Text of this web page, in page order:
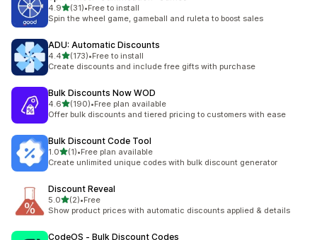
4.9별 5개 중
(31)
총 리뷰 31개
•Free to install
Spin the wheel game, gameball and ruleta to boost sales
ADU: Automatic Discounts
4.4별 5개 중
(173)
총 리뷰 173개
•Free to install
Create discounts and include free gifts with purchase
Bulk Discounts Now WOD
4.6별 5개 중
(190)
총 리뷰 190개
•Free plan available
Offer bulk discounts and tiered pricing to customers with ease
Bulk Discount Code Tool
1.0별 5개 중
(1)
총 리뷰 1개
•Free plan available
Create unlimited unique codes with bulk discount generator
Discount Reveal
5.0별 5개 중
(2)
총 리뷰 2개
•Free
Show product prices with automatic discounts applied & details
CodeOS ‑ Bulk Discount Codes